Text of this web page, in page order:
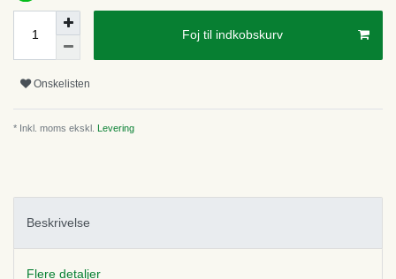
Foj til indkobskurv
Onskelisten
* Inkl. moms ekskl. Levering
Beskrivelse
Flere detaljer